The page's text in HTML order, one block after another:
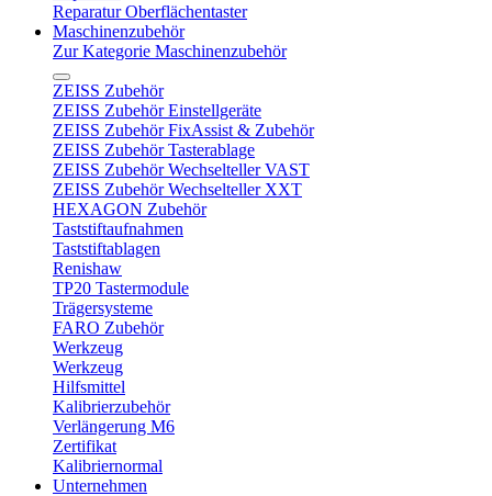
Reparatur Oberflächentaster
Maschinenzubehör
Zur Kategorie Maschinenzubehör
ZEISS Zubehör
ZEISS Zubehör Einstellgeräte
ZEISS Zubehör FixAssist & Zubehör
ZEISS Zubehör Tasterablage
ZEISS Zubehör Wechselteller VAST
ZEISS Zubehör Wechselteller XXT
HEXAGON Zubehör
Taststiftaufnahmen
Taststiftablagen
Renishaw
TP20 Tastermodule
Trägersysteme
FARO Zubehör
Werkzeug
Werkzeug
Hilfsmittel
Kalibrierzubehör
Verlängerung M6
Zertifikat
Kalibriernormal
Unternehmen